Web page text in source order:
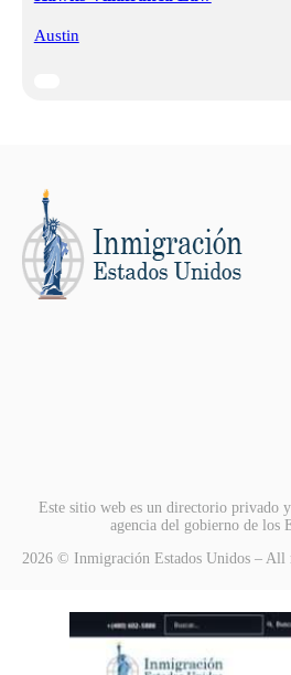
Austin
Este sitio web es un directorio privado
agencia del gobierno de los
2026 © Inmigración Estados Unidos – All